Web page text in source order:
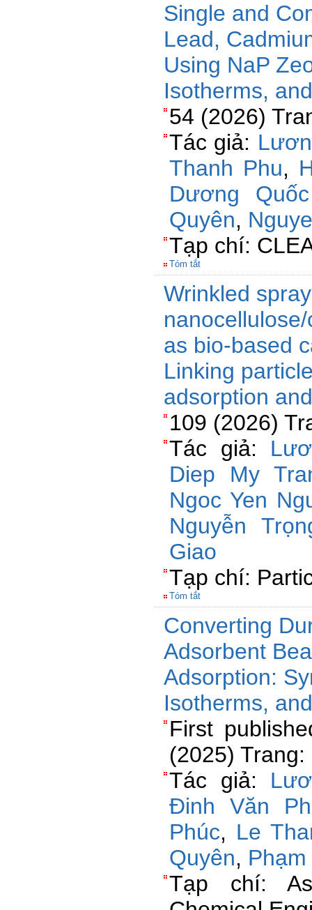
Single and
Lead,
Using NaP
Isotherms,
54 (2026)
Tác giả:
Thanh Phu,
Dương
Quyên,
Tạp chí:
Tóm tắt
Wrinkled
as bio-based
Linking
adsorption
109 (2026)
Tác giả:
Diep My
Ngoc Yen
Nguyễn
Giao
Tạp chí:
Tóm tắt
Converting
Adsorbent
Adsorption:
Isotherms,
First
(2025)
Tác giả:
Đinh Văn
Phúc, Le
Quyên, Phạm
Tạp chí: